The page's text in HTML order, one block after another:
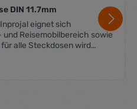
Durchschnittliche
DIN 11.7mm
eignet sich
Reisemobilbereich sowie
alle Steckdosen wird
erfolgt ohne